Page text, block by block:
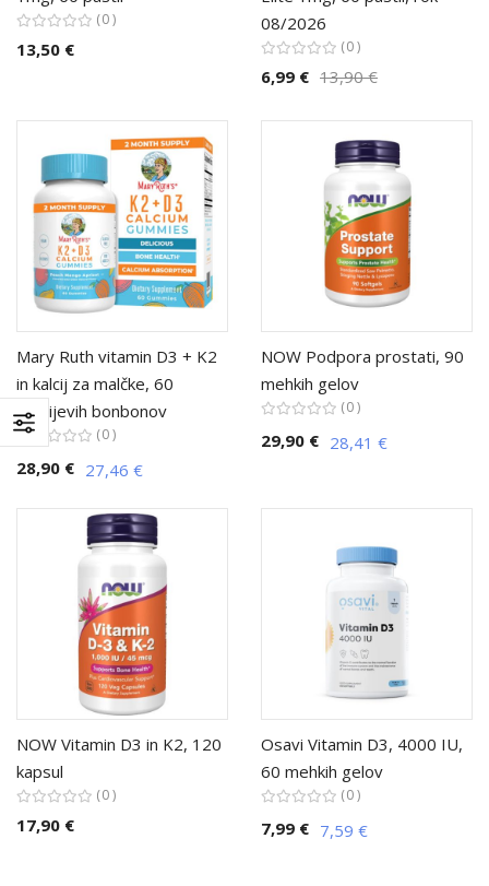
0
13,50 €
08/2026
0
6,99 € 13,90 €
Mary Ruth vitamin D3 + K2
in kalcij za malčke, 60
gumijevih bonbonov
0
28,90 € 27,46 €
NOW Podpora prostati, 90
mehkih gelov
0
29,90 € 28,41 €
NOW Vitamin D3 in K2, 120
kapsul
0
17,90 €
Osavi Vitamin D3, 4000 IU,
60 mehkih gelov
0
7,99 € 7,59 €